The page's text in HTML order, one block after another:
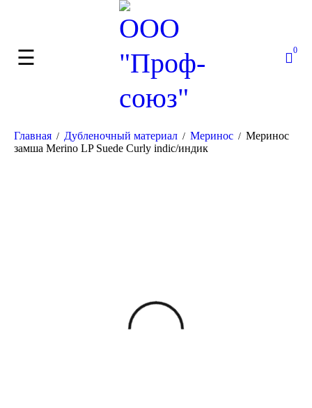
0
Главная / Дубленочный материал / Меринос / Меринос
замша Merino LP Suede Curly indic/индик